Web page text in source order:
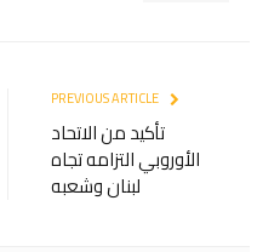
تأكيد من الاتحاد
الأوروبي التزامه تجاه
لبنان وشعبه